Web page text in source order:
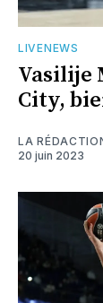
LIVENEWS
Vasilije
City,
LA
20 juin 2023